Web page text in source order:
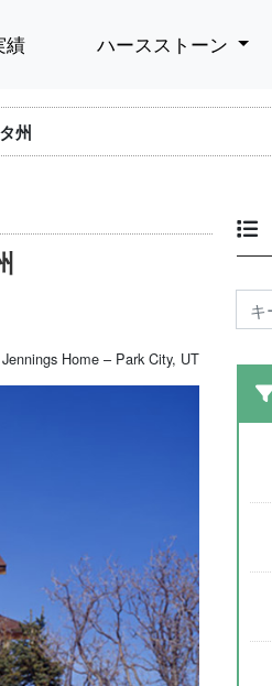
績 ハースストーン
州
Home – Park City, UT